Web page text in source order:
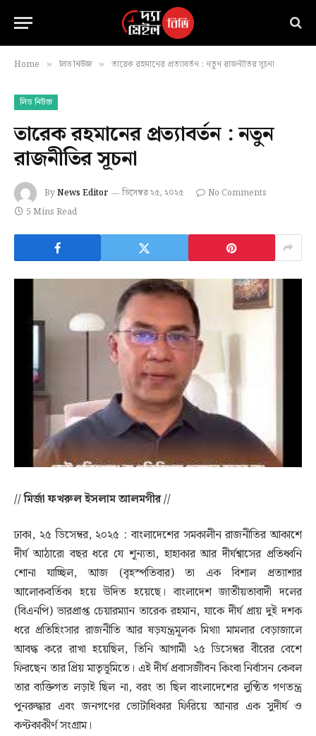
Home » লিড নিউজ » তারেক রহমানের প্রত্যাবর্তন : নতুন রাজনীতির সূচনা
লিড নিউজ
তারেক রহমানের প্রত্যাবর্তন : নতুন
রাজনীতির সূচনা
ByNews Editor ডিসেম্বর ২৫, ২০২৫
No Comments
5 Mins Read
// মির্জা ফখরুল ইসলাম আলমগীর //
ঢাকা, ২৫ ডিসেম্বর, ২০২৫ : বাংলাদেশের সমকালীন রাজনীতির আকাশে
দীর্ঘ আঠারো বছর ধরে যে শূন্যতা, হাহাকার আর দীর্ঘশ্বাসের প্রতিধ্বনি
শোনা যাচ্ছিল, আজ (বৃহস্পতিবার) তা এক বিশাল প্রত্যাশার
আলোকবর্তিকা হয়ে উদিত হয়েছে। বাংলাদেশ জাতীয়তাবাদী দলের
(বিএনপি) ভারপ্রাপ্ত চেয়ারম্যান তারেক রহমান, যাকে দীর্ঘ প্রায় দুই দশক
ধরে প্রতিহিংসার রাজনীতি আর ষড়যন্ত্রমূলক মিথ্যা মামলার বেড়াজালে
আবদ্ধ করে রাখা হয়েছিল, তিনি আগামী ২৫ ডিসেম্বর বীরের বেশে
ফিরছেন তার প্রিয় মাতৃভূমিতে। এই দীর্ঘ প্রবাসজীবন কিংবা নির্বাসন কেবল
তার ব্যক্তিগত লড়াই ছিল না, বরং তা ছিল বাংলাদেশের লুণ্ঠিত গণতন্ত্র
পুনরুদ্ধার এবং জনগণের ভোটাধিকার ফিরিয়ে আনার এক সুদীর্ঘ ও
কণ্টকাকীর্ণ সংগ্রাম।